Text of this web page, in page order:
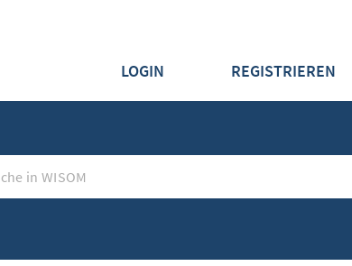
LOGIN REGISTRIEREN